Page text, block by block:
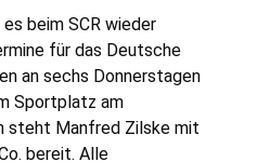
beim SCR wieder
für das Deutsche
an sechs Donnerstagen
Sportplatz am
steht Manfred Zilske mit
bereit. Alle